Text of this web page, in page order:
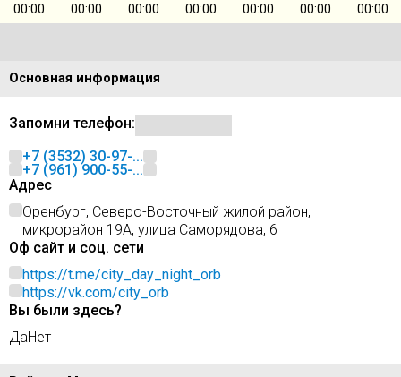
00:00
00:00
00:00
00:00
00:00
00:00
00:00
Основная информация
Запомни телефон:
+7 (3532) 30-97-...
+7 (961) 900-55-...
Адрес
Оренбург, Северо-Восточный жилой район,
микрорайон 19А, улица Саморядова, 6
Оф сайт и соц. сети
https://t.me/city_day_night_orb
https://vk.com/city_orb
Вы были здесь?
ДаНет